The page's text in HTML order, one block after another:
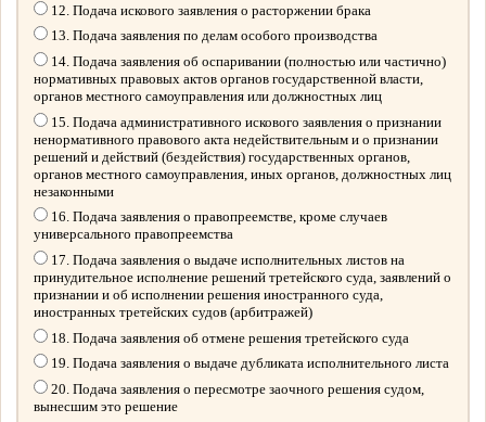
12. Подача искового заявления о расторжении брака
13. Подача заявления по делам особого производства
14. Подача заявления об оспаривании (полностью или частично)
нормативных правовых актов органов государственной власти,
органов местного самоуправления или должностных лиц
15. Подача административного искового заявления о признании
ненормативного правового акта недействительным и о признании
решений и действий (бездействия) государственных органов,
органов местного самоуправления, иных органов, должностных лиц
незаконными
16. Подача заявления о правопреемстве, кроме случаев
универсального правопреемства
17. Подача заявления о выдаче исполнительных листов на
принудительное исполнение решений третейского суда, заявлений о
признании и об исполнении решения иностранного суда,
иностранных третейских судов (арбитражей)
18. Подача заявления об отмене решения третейского суда
19. Подача заявления о выдаче дубликата исполнительного листа
20. Подача заявления о пересмотре заочного решения судом,
вынесшим это решение